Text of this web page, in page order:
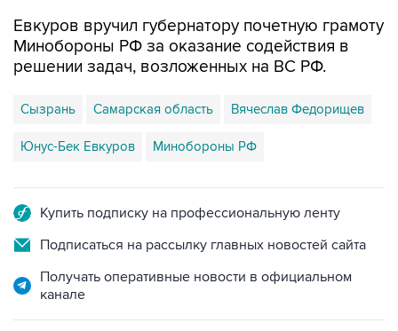
Евкуров вручил губернатору почетную грамоту
Минобороны РФ за оказание содействия в
решении задач, возложенных на ВС РФ.
Сызрань Самарская область Вячеслав Федорищев
Юнус-Бек Евкуров Минобороны РФ
Купить подписку на профессиональную ленту
Подписаться на рассылку главных новостей сайта
Получать оперативные новости в официальном
канале